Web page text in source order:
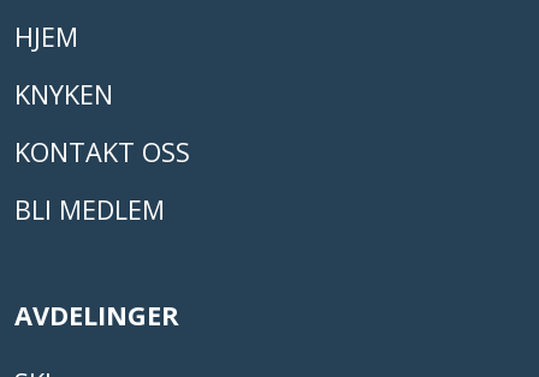
HJEM
KNYKEN
KONTAKT OSS
BLI MEDLEM
AVDELINGER